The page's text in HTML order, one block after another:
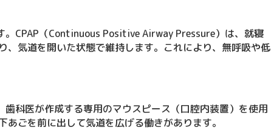
。CPAP（Continuous Positive Airway Pressure）は、就寝
、気道を開いた状態で維持します。これにより、無呼吸や低
歯科医が作成する専用のマウスピース（口腔内装置）を使用
あごを前に出して気道を広げる働きがあります。